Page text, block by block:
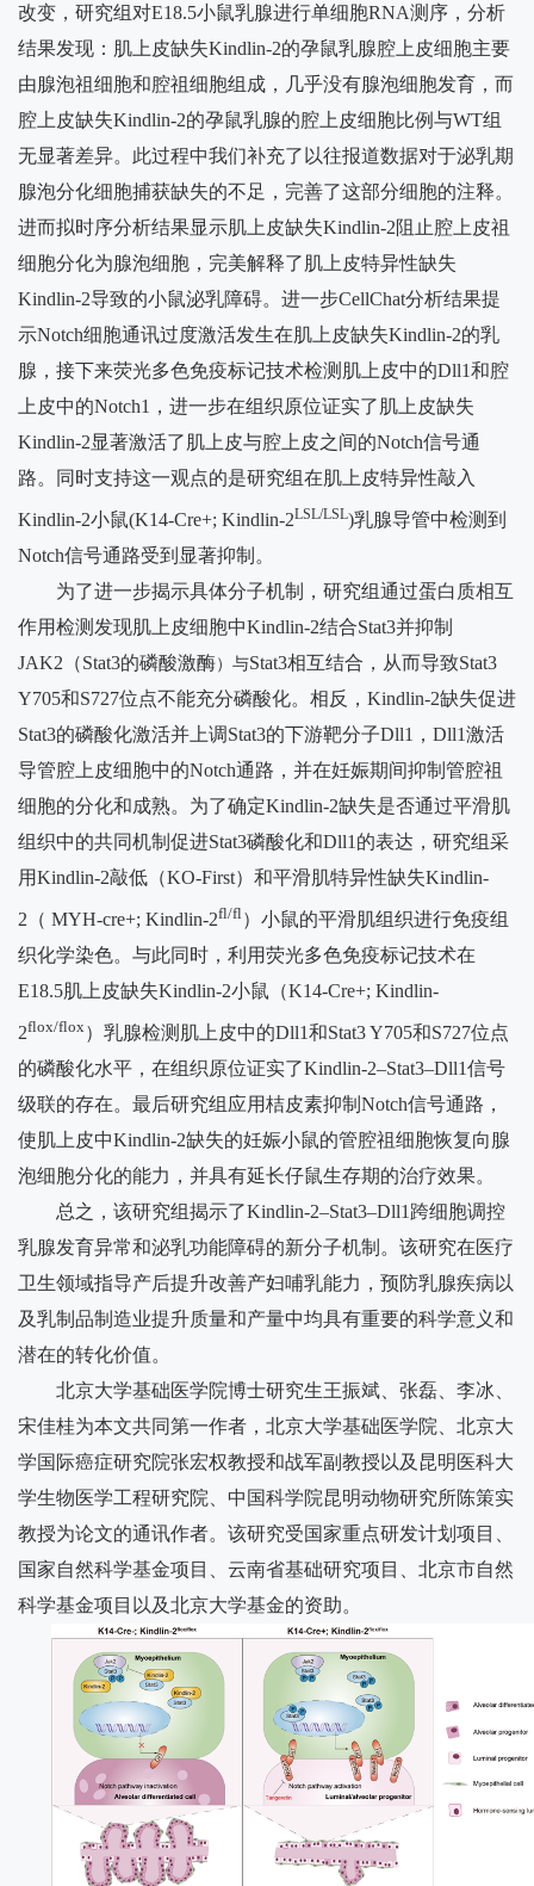
人
招
聘
我
改变，研究组对E18.5小鼠乳腺进行单细胞RNA测序，分析
结果发现：肌上皮缺失Kindlin-2的孕鼠乳腺腔上皮细胞主要
由腺泡祖细胞和腔祖细胞组成，几乎没有腺泡细胞发育，而
腔上皮缺失Kindlin-2的孕鼠乳腺的腔上皮细胞比例与WT组
无显著差异。此过程中我们补充了以往报道数据对于泌乳期
腺泡分化细胞捕获缺失的不足，完善了这部分细胞的注释。
进而拟时序分析结果显示肌上皮缺失Kindlin-2阻止腔上皮祖
细胞分化为腺泡细胞，完美解释了肌上皮特异性缺失
Kindlin-2导致的小鼠泌乳障碍。进一步CellChat分析结果提
示Notch细胞通讯过度激活发生在肌上皮缺失Kindlin-2的乳
腺，接下来荧光多色免疫标记技术检测肌上皮中的Dll1和腔
上皮中的Notch1 ，进一步在组织原位证实了肌上皮缺失
Kindlin-2显著激活了肌上皮与腔上皮之间的Notch信号通
路。同时支持这一观点的是研究组在肌上皮特异性敲入
Kindlin-2小鼠(K14-Cre+; Kindlin-2LSL/LSL)乳腺导管中检测到
Notch信号通路受到显著抑制。
为了进一步揭示具体分子机制，研究组通过蛋白质相互
作用检测发现肌上皮细胞中Kindlin-2结合Stat3并抑制
JAK2 （Stat3的磷酸激酶） 与Stat3相互结合，从而导致Stat3
Y705和S727位点不能充分磷酸化。相反， Kindlin-2缺失促进
Stat3的磷酸化激活并上调Stat3的下游靶分子Dll1 ， Dll1激活
导管腔上皮细胞中的Notch通路，并在妊娠期间抑制管腔祖
细胞的分化和成熟。为了确定Kindlin-2缺失是否通过平滑肌
组织中的共同机制促进Stat3磷酸化和Dll1 的表达，研究组采
用Kindlin-2敲低（KO-First）和平滑肌特异性缺失Kindlin-
2 （ MYH-cre+; Kindlin-2fl/fl ）小鼠的平滑肌组织进行免疫组
织化学染色。与此同时，利用荧光多色免疫标记技术在
E18.5肌上皮缺失Kindlin-2小鼠（K14-Cre+; Kindlin-
2flox/flox ）乳腺检测肌上皮中的Dll1和Stat3 Y705和S727位点
的磷酸化水平，在组织原位证实了Kindlin-2–Stat3–Dll1信号
级联的存在。最后研究组应用桔皮素抑制 Notch信号通路，
使肌上皮中Kindlin-2缺失的妊娠小鼠的管腔祖细胞恢复向腺
泡细胞分化的能力，并具有延长仔鼠生存期的治疗效果。
总之，该研究组揭示了Kindlin-2–Stat3–Dll1 跨细胞调控
乳腺发育异常和泌乳功能障碍的新分子机制。该研究在医疗
卫生领域指导产后提升改善产妇哺乳能力，预防乳腺疾病以
及乳制品制造业提升质量和产量中均具有重要的科学意义和
潜在的转化价值。
北京大学基础医学院博士研究生王振斌、张磊、李冰、
宋佳桂为本文共同第一作者，北京大学基础医学院、北京大
学国际癌症研究院张宏权教授和战军副教授以及昆明医科大
学生物医学工程研究院、中国科学院昆明动物研究所陈策实
教授为论文的通讯作者。该研究受国家重点研发计划项目、
国家自然科学基金项目、云南省基础研究项目、北京市自然
科学基金项目以及北京大学基金的资助。